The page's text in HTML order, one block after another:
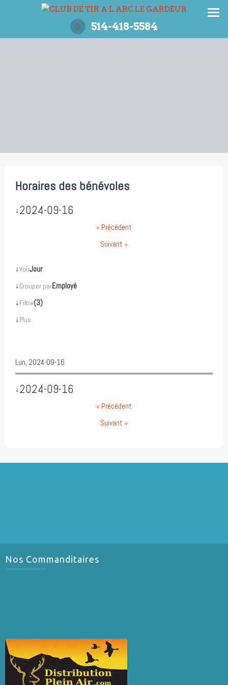
514-418-5584
Horaires des bénévoles
↓2024-09-16
« Précédent
Suivant »
↓VoirJour
↓Grouper parEmployé
↓Filtre(3)
↓Plus
Lun, 2024-09-16
↓2024-09-16
« Précédent
Suivant »
Nos Commanditaires